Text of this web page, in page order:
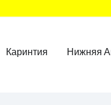
Каринтия Нижняя